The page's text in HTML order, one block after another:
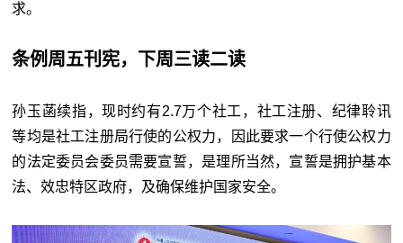
求。
条例周五刊宪，下周三读二读
孙玉菡续指，现时约有2.7万个社工，社工注册、纪律聆讯
等均是社工注册局行使的公权力，因此要求一个行使公权力
的法定委员会委员需要宣誓，是理所当然，宣誓是拥护基本
法、效忠特区政府，及确保维护国家安全。